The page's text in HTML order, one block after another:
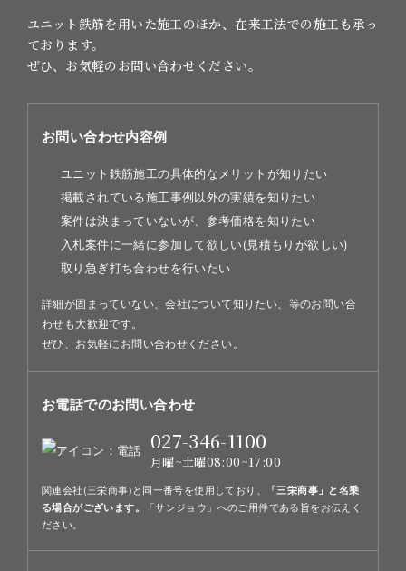
ユニット鉄筋を用いた施工のほか、在来工法での施工も承っ
ております。
ぜひ、お気軽のお問い合わせください。
お問い合わせ内容例
ユニット鉄筋施工の具体的なメリットが知りたい
掲載されている施工事例以外の実績を知りたい
案件は決まっていないが、参考価格を知りたい
入札案件に一緒に参加して欲しい(見積もりが欲しい)
取り急ぎ打ち合わせを行いたい
詳細が固まっていない、会社について知りたい、等のお問い合
わせも大歓迎です。
ぜひ、お気軽にお問い合わせください。
お電話でのお問い合わせ
027-346-1100
月曜~土曜08:00~17:00
関連会社(三栄商事)と同一番号を使用しており、
「三栄商事」と名乗
る場合がございます。
「サンジョウ」へのご用件である旨をお伝えく
ださい。